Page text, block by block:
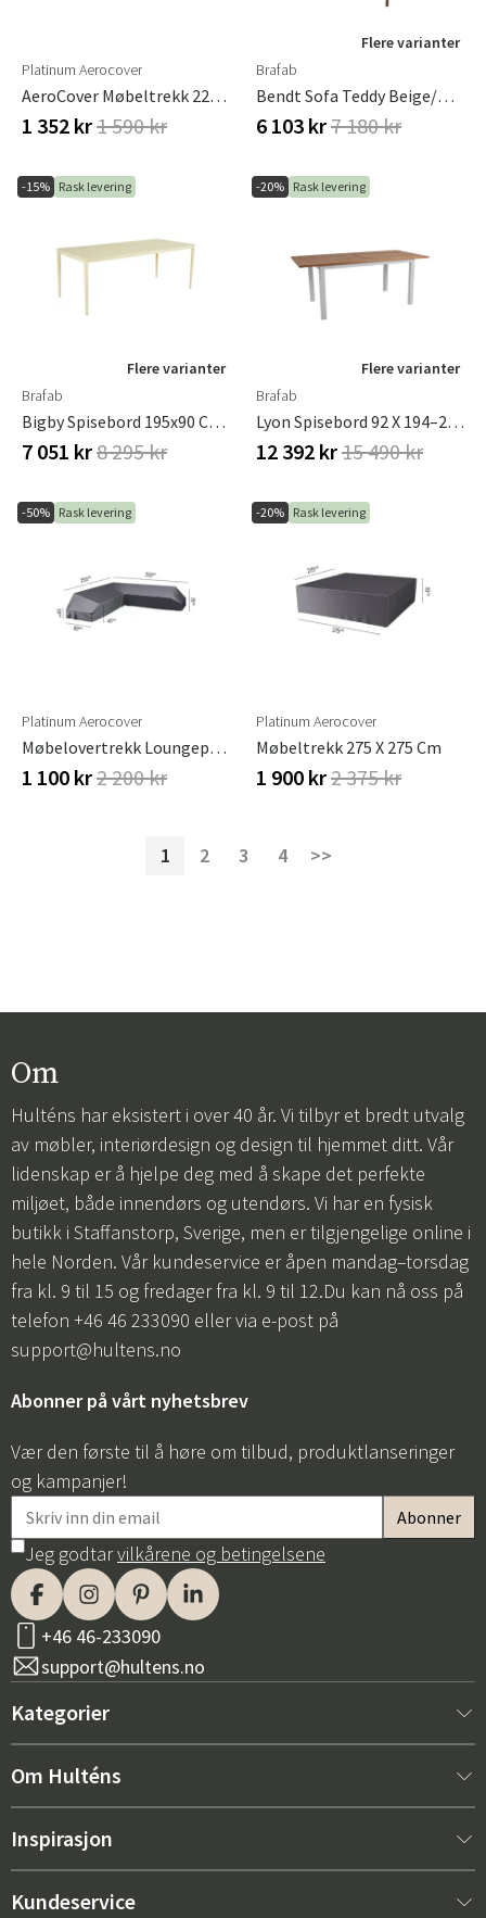
Platinum Aerocover
AeroCover Møbeltrekk 220 X 150 X H 85
1 352 kr1 590 kr
Flere varianter
Brafab
Bendt Sofa Teddy Beige/Peach
6 103 kr7 180 kr
-15% Rask levering
Flere varianter
Brafab
Bigby Spisebord 195x90 Cm Lemon
7 051 kr8 295 kr
-20% Rask levering
Flere varianter
Brafab
Lyon Spisebord 92 X 194–252 Cm Light Grey/Teak
12 392 kr15 490 kr
-50% Rask levering
Platinum Aerocover
Møbelovertrekk Loungeplattform 255x255x90xH30/45/70
1 100 kr2 200 kr
-20% Rask levering
Platinum Aerocover
Møbeltrekk 275 X 275 Cm
1 900 kr2 375 kr
1 2 3 4 >>
Om
Hulténs har eksistert i over 40 år. Vi tilbyr et bredt utvalg
av møbler, interiørdesign og design til hjemmet ditt. Vår
lidenskap er å hjelpe deg med å skape det perfekte
miljøet, både innendørs og utendørs. Vi har en fysisk
butikk i Staffanstorp, Sverige, men er tilgjengelige online i
hele Norden. Vår kundeservice er åpen mandag–torsdag
fra kl. 9 til 15 og fredager fra kl. 9 til 12.Du kan nå oss på
telefon +46 46 233090 eller via e-post på
support@hultens.no
Abonner på vårt nyhetsbrev
Vær den første til å høre om tilbud, produktlanseringer
og kampanjer!
Jeg godtarvilkårene og betingelsene
+46 46-233090
support@hultens.no
Kategorier
Nytt hos oss
Innredning
Om Hulténs
Om Hulténs
Inspirasjon
Bestselger
Kundeservice